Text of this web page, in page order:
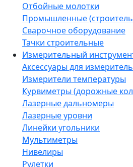
Отбойные молотки
Промышленные
Сварочное оборудование
Тачки строительные
Измерительный
Аксессуары для
Измерители температуры
Курвиметры (дорожные
Лазерные дальномеры
Лазерные уровни
Линейки угольники
Мультиметры
Нивелиры
Рулетки